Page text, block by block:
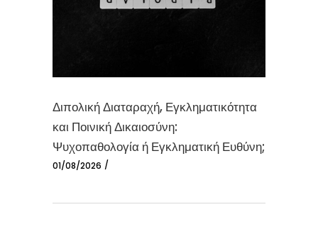
Διπολική Διαταραχή, Εγκληματικότητα
και Ποινική Δικαιοσύνη:
Ψυχοπαθολογία ή Εγκληματική Ευθύνη;
01/08/2026